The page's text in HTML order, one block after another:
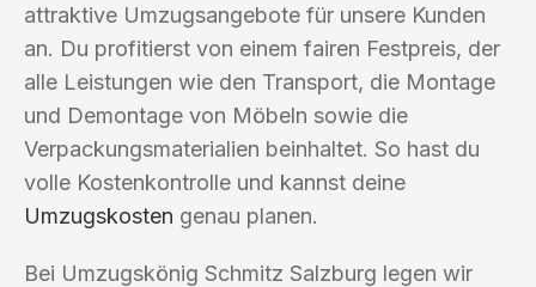
attraktive Umzugsangebote für unsere Kunden
an. Du profitierst von einem fairen Festpreis, der
alle Leistungen wie den Transport, die Montage
und Demontage von Möbeln sowie die
Verpackungsmaterialien beinhaltet. So hast du
volle Kostenkontrolle und kannst deine
Umzugskosten genau planen.
Bei Umzugskönig Schmitz Salzburg legen wir